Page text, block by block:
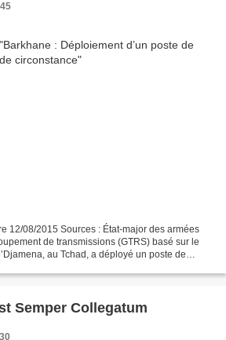
12/08/2015 Sources : État-major des armées
de transmissions (GTRS) basé sur le
au Tchad, a déployé un poste de
Semper Collegatum